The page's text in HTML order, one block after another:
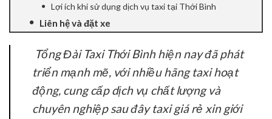
panel
panel
panel
satın al
Lợi ích khi sử dụng dịch vụ taxi tại Thới Bình
Liên hệ và đặt xe
Tổng Đài Taxi Thới Bình hiện nay đã phát
triển mạnh mẽ, với nhiều hãng taxi hoạt
động, cung cấp dịch vụ chất lượng và
chuyên nghiệp sau đây taxi giá rẻ xin giới